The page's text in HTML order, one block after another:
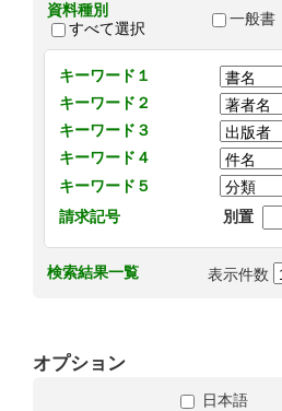
資料種別
すべて選択
一般書
キーワード１
キーワード２
キーワード３
キーワード４
キーワード５
請求記号
別置
検索結果一覧 表示件数
オプション
日本語